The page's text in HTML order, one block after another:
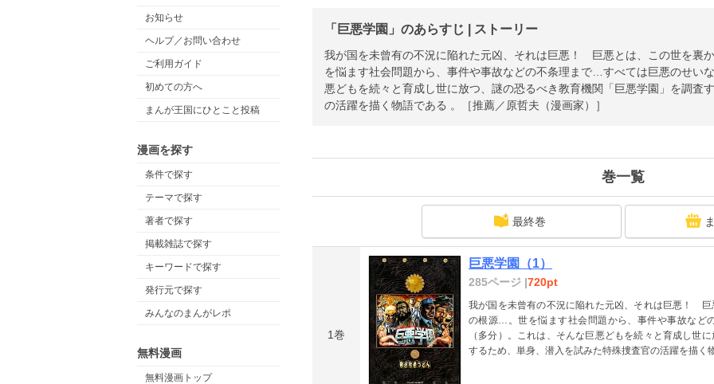
お知らせ
ヘルプ／お問い合わせ
ご利用ガイド
初めての方へ
まんが王国にひとこと投稿
漫画を探す
条件で探す
テーマで探す
著者で探す
掲載雑誌で探す
キーワードで探す
発行元で探す
みんなのまんがレポ
無料漫画
無料漫画トップ
「巨悪学園」のあらすじ | ストーリー
我が国を未曾有の不況に陥れた元凶、それは巨悪！ 巨悪とは、この世を裏
を悩ます社会問題から、事件や事故などの不条理まで…すべては巨悪のせい
悪どもを続々と育成し世に放つ、謎の恐るべき教育機関「巨悪学園」を調査
の活躍を描く物語である 。［推薦／原哲夫（漫画家）］
巻一覧
最終巻
1巻
巨悪学園（1）
285ページ |720pt
我が国を未曾有の不況に陥れた元凶、それは巨悪！
の根源…。世を悩ます社会問題から、事件や事故など
（多分）。これは、そんな巨悪どもを続々と育成し世
するため、単身、潜入を試みた特殊捜査官の活躍を描く